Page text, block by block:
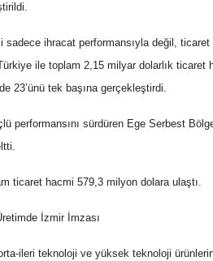
sadece ihracat performansıyla değil,
ile toplam 2,15 milyar dolarlık
23’ünü tek başına gerçekleştirdi.
performansını sürdüren Ege Serbest
ticaret hacmi 579,3 milyon dolara ulaştı.
İzmir İmzası
ileri teknoloji ve yüksek teknoloji